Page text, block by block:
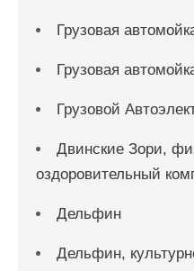
Грузовая
Грузовая
Грузовой
Двинские Зори,
оздоровительный
Дельфин
Дельфин,